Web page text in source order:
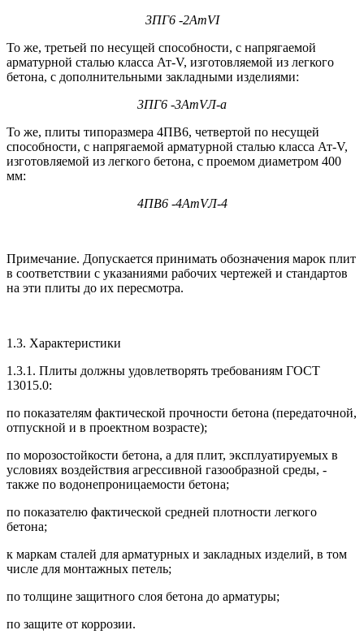
3ПГ6 -2АтVI
То же, третьей по несущей способности, с напрягаемой
арматурной сталью класса Ат-V, изготовляемой из легкого
бетона, с дополнительными закладными изделиями:
3ПГ6 -3АтVЛ-а
То же, плиты типоразмера 4ПВ6, четвертой по несущей
способности, с напрягаемой арматурной сталью класса Ат-V,
изготовляемой из легкого бетона, с проемом диаметром 400
мм:
4ПВ6 -4АтVЛ-4
Примечание. Допускается принимать обозначения марок плит
в соответствии с указаниями рабочих чертежей и стандартов
на эти плиты до их пересмотра.
1.3. Характеристики
1.3.1. Плиты должны удовлетворять требованиям ГОСТ
13015.0:
по показателям фактической прочности бетона (передаточной,
отпускной и в проектном возрасте);
по морозостойкости бетона, а для плит, эксплуатируемых в
условиях воздействия агрессивной газообразной среды, -
также по водонепроницаемости бетона;
по показателю фактической средней плотности легкого
бетона;
к маркам сталей для арматурных и закладных изделий, в том
числе для монтажных петель;
по толщине защитного слоя бетона до арматуры;
по защите от коррозии.